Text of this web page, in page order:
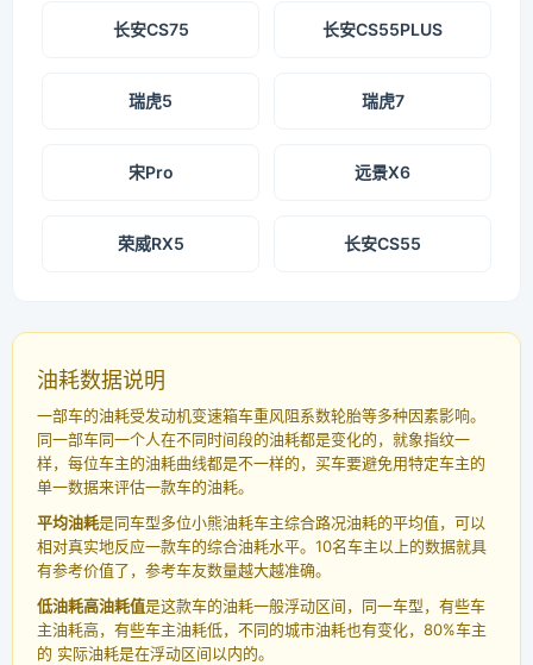
长安CS75 长安CS55PLUS
瑞虎5 瑞虎7
宋Pro 远景X6
荣威RX5 长安CS55
油耗数据说明
一部车的油耗受发动机变速箱车重风阻系数轮胎等多种因素影响。
同一部车同一个人在不同时间段的油耗都是变化的，就象指纹一
样，每位车主的油耗曲线都是不一样的，买车要避免用特定车主的
单一数据来评估一款车的油耗。
平均油耗是同车型多位小熊油耗车主综合路况油耗的平均值，可以
相对真实地反应一款车的综合油耗水平。10名车主以上的数据就具
有参考价值了，参考车友数量越大越准确。
低油耗高油耗值是这款车的油耗一般浮动区间，同一车型，有些车
主油耗高，有些车主油耗低，不同的城市油耗也有变化，80%车主
的 实际油耗是在浮动区间以内的。